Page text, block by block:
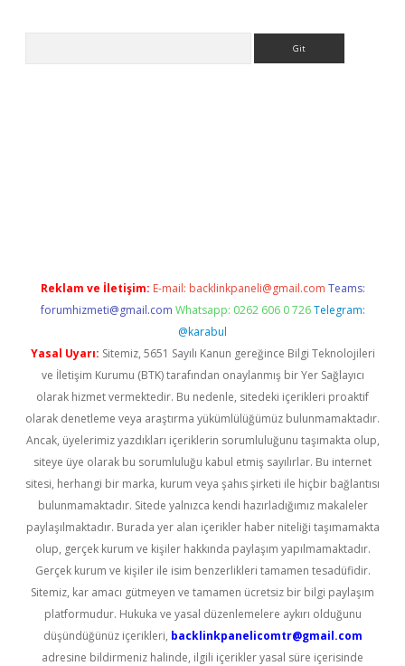
Reklam ve İletişim: E-mail: backlinkpaneli@gmail.com Teams:
forumhizmeti@gmail.com Whatsapp: 0262 606 0 726 Telegram:
@karabul
Yasal Uyarı: Sitemiz, 5651 Sayılı Kanun gereğince Bilgi Teknolojileri
ve İletişim Kurumu (BTK) tarafından onaylanmış bir Yer Sağlayıcı
olarak hizmet vermektedir. Bu nedenle, sitedeki içerikleri proaktif
olarak denetleme veya araştırma yükümlülüğümüz bulunmamaktadır.
Ancak, üyelerimiz yazdıkları içeriklerin sorumluluğunu taşımakta olup,
siteye üye olarak bu sorumluluğu kabul etmiş sayılırlar. Bu internet
sitesi, herhangi bir marka, kurum veya şahıs şirketi ile hiçbir bağlantısı
bulunmamaktadır. Sitede yalnızca kendi hazırladığımız makaleler
paylaşılmaktadır. Burada yer alan içerikler haber niteliği taşımamakta
olup, gerçek kurum ve kişiler hakkında paylaşım yapılmamaktadır.
Gerçek kurum ve kişiler ile isim benzerlikleri tamamen tesadüfidir.
Sitemiz, kar amacı gütmeyen ve tamamen ücretsiz bir bilgi paylaşım
platformudur. Hukuka ve yasal düzenlemelere aykırı olduğunu
düşündüğünüz içerikleri, backlinkpanelicomtr@gmail.com
adresine bildirmeniz halinde, ilgili içerikler yasal süre içerisinde